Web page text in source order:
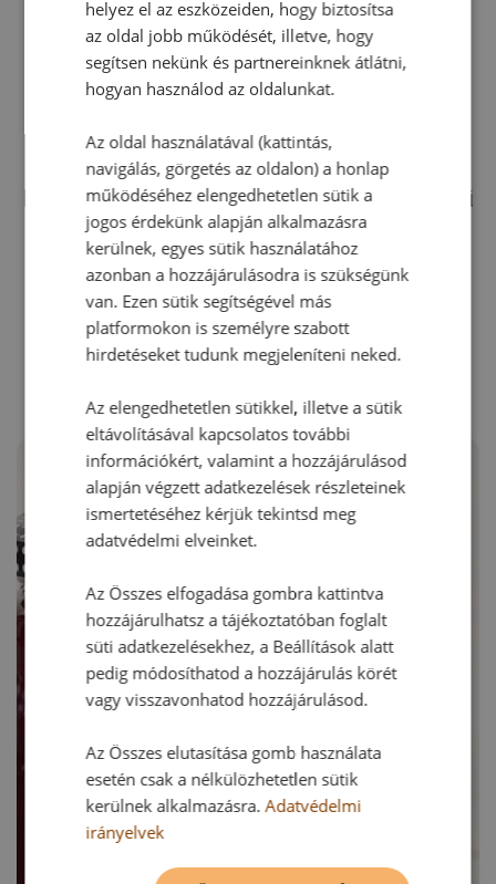
KLASSZiKUS LEKVÁROK,
DZSEMEK
Klasszikus lekvár és dzsem receptek – egyszerű
és bevált lekvár receptek lépésről lépésre –
epres, narancsос és szedres változatok
befőzéshez és reggelire
helyez el az eszközeiden, hogy biztosítsa
az oldal jobb működését, illetve, hogy
segítsen nekünk és partnereinknek átlátni,
hogyan használod az oldalunkat.
Az oldal használatával (kattintás,
navigálás, görgetés az oldalon) a honlap
működéséhez elengedhetetlen sütik a
jogos érdekünk alapján alkalmazásra
kerülnek, egyes sütik használatához
azonban a hozzájárulásodra is szükségünk
van. Ezen sütik segítségével más
platformokon is személyre szabott
hirdetéseket tudunk megjeleníteni neked.
Az elengedhetetlen sütikkel, illetve a sütik
eltávolításával kapcsolatos további
információkért, valamint a hozzájárulásod
alapján végzett adatkezelések részleteinek
ismertetéséhez kérjük tekintsd meg
adatvédelmi elveinket.
Az Összes elfogadása gombra kattintva
hozzájárulhatsz a tájékoztatóban foglalt
süti adatkezelésekhez, a Beállítások alatt
pedig módosíthatod a hozzájárulás körét
vagy visszavonhatod hozzájárulásod.
Az Összes elutasítása gomb használata
esetén csak a nélkülözhetetlen sütik
kerülnek alkalmazásra.Adatvédelmi
irányelvek